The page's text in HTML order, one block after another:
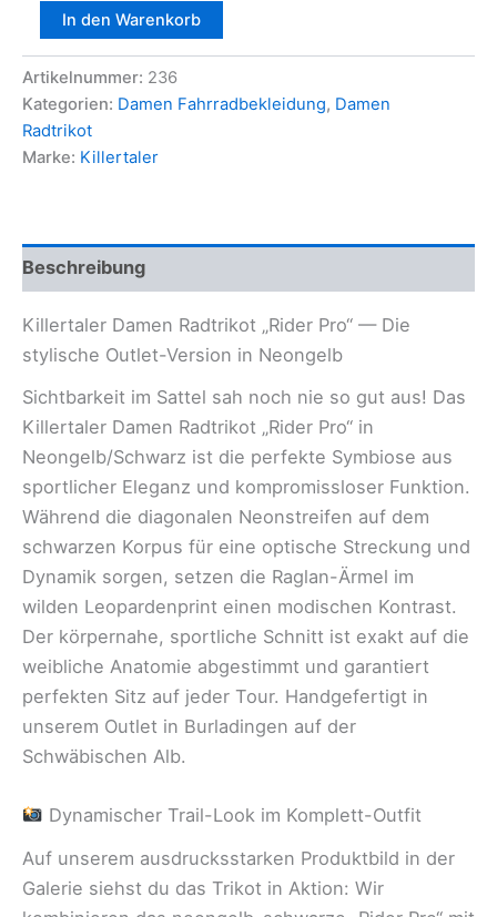
Killertaler
Radtrikot
kurzarm
—
"Rider
Pro"
Neongelb/Schwarz
In den Warenkorb
Artikelnummer: 236
Kategorien: Damen Fahrradbekleidung, Damen
Radtrikot
Marke: Killertaler
Beschreibung
Killertaler Damen Radtrikot „Rider Pro“ — Die
stylische Outlet-Version in Neongelb
Sichtbarkeit im Sattel sah noch nie so gut aus! Das
Killertaler Damen Radtrikot „Rider Pro“ in
Neongelb/Schwarz ist die perfekte Symbiose aus
sportlicher Eleganz und kompromissloser Funktion.
Während die diagonalen Neonstreifen auf dem
schwarzen Korpus für eine optische Streckung und
Dynamik sorgen, setzen die Raglan-Ärmel im
wilden Leopardenprint einen modischen Kontrast.
Der körpernahe, sportliche Schnitt ist exakt auf die
weibliche Anatomie abgestimmt und garantiert
perfekten Sitz auf jeder Tour. Handgefertigt in
unserem Outlet in Burladingen auf der
Schwäbischen Alb.
Dynamischer Trail-Look im Komplett-Outfit
Auf unserem ausdrucksstarken Produktbild in der
Galerie siehst du das Trikot in Aktion: Wir